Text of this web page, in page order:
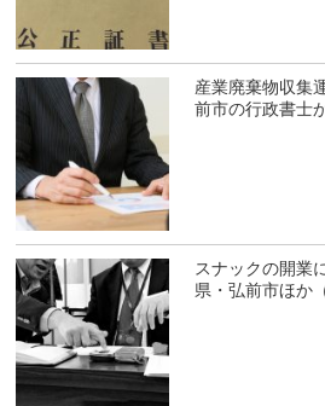
産業廃棄物収集
前市の行政書士
スナックの開業
県・弘前市ほか